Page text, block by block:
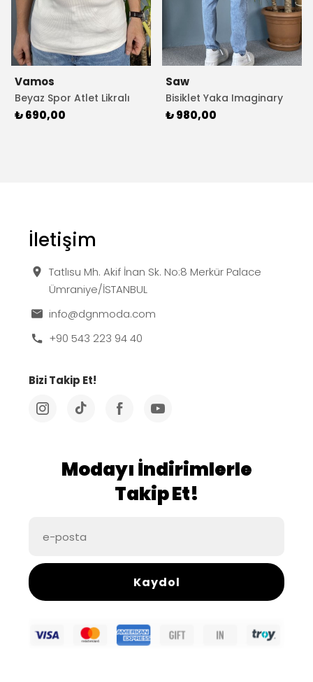
Vamos
Beyaz Spor Atlet Likralı
Sporcu Atleti
₺ 690,00
Saw
Bisiklet Yaka Imaginary
Yıkamalı Oversize Mavi
Tişört
₺ 980,00
İletişim
Tatlısu Mh. Akif İnan Sk. No:8 Merkür Palace
Ümraniye/İSTANBUL
info@dgnmoda.com
+90 543 223 94 40
Bizi Takip Et!
Modayı İndirimlerle
Takip Et!
Kaydol